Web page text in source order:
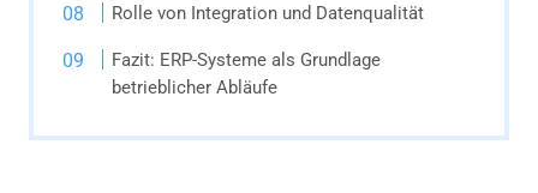
Rolle von Integration und Datenqualität
Fazit: ERP-Systeme als Grundlage
betrieblicher Abläufe